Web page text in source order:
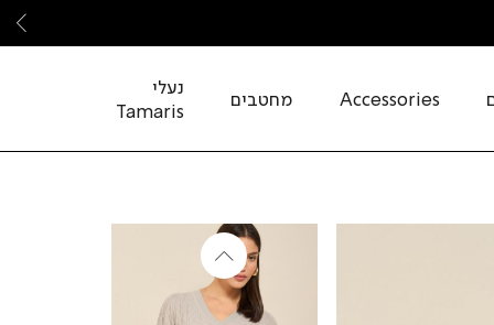
Accessories מחטבים
נעלי
Tamaris